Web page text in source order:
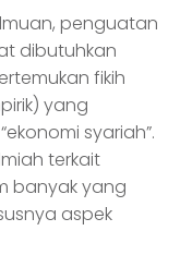
penguatan
dibutuhkan
fikih
yang
syariah”.
terkait
banyak yang
aspek